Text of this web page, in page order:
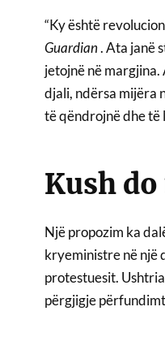
“Ky është
Guardian. Ata janë
jetojnë në margjina.
djali, ndërsa mijëra
të qëndrojnë dhe të
Kush
Një propozim ka
kryeministre në një
protestuesit.
përgjigje